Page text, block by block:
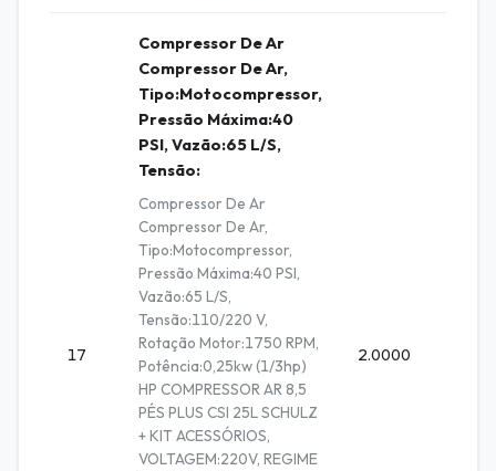
17
Compressor De Ar
Compressor De Ar,
Tipo:Motocompressor,
Pressão Máxima:40
PSI, Vazão:65 L/S,
Tensão:
Compressor De Ar
Compressor De Ar,
Tipo:Motocompressor,
Pressão Máxima:40 PSI,
Vazão:65 L/S,
Tensão:110/220 V,
Rotação Motor:1750 RPM,
Potência:0,25kw (1/3hp)
HP COMPRESSOR AR 8,5
PÉS PLUS CSI 25L SCHULZ
+ KIT ACESSÓRIOS,
VOLTAGEM:220V, REGIME
2.0000